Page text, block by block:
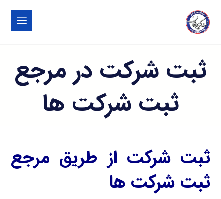
ثبت شرکت در مرجع
ثبت شرکت ها
ثبت شرکت از طریق مرجع
ثبت شرکت ها